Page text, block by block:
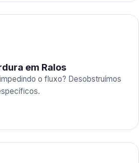
em Ralos
o fluxo? Desobstruímos